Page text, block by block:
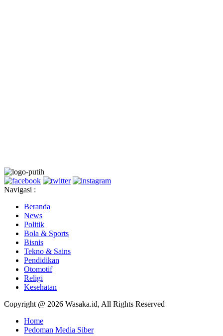
Navigasi :
Beranda
News
Politik
Bola & Sports
Bisnis
Tekno & Sains
Pendidikan
Otomotif
Religi
Kesehatan
Copyright @ 2026 Wasaka.id, All Rights Reserved
Home
Pedoman Media Siber